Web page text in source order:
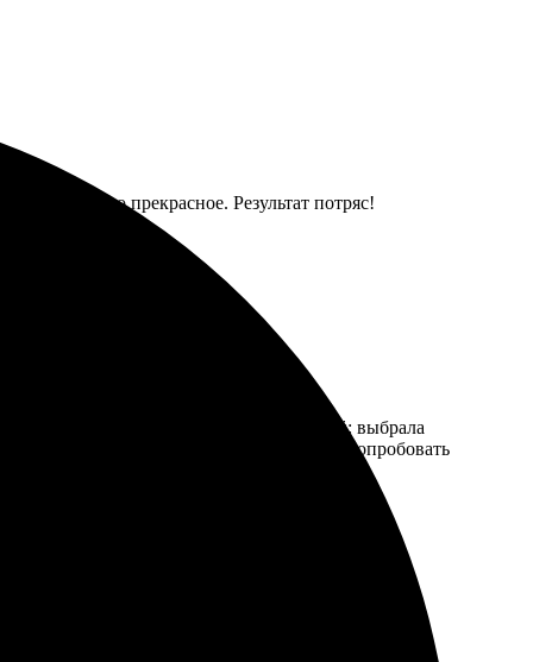
качество прекрасное. Результат потряс!
и насыщенные. Процесс заказа простой: выбрала
упаковка надёжная. Теперь хочу попробовать